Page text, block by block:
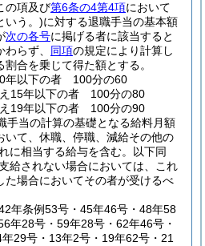
の項及び第6条の4第4項において
いう。)に対する退職手当の基本額
次の各号に掲げる者に該当すると
らず、 同項の規定により計算し
割合を乗じて得た額とする。
年以下の者 100分の60
15年以下の者 100分の80
19年以下の者 100分の90
手当の計算の基礎となる給料月額
いて、休職、停職、減給その他の
に相当する給与を含む。以下同
給されない場合においては、これ
た場合においてその者が受けるべ
年条例53号・45年46号・48年58
年28号・59年28号・62年46号・
29号・13年2号・19年62号・21